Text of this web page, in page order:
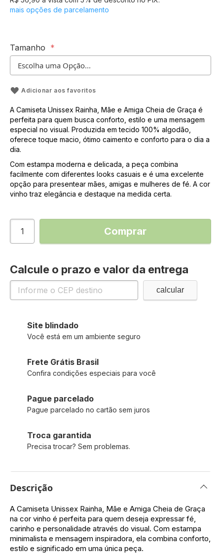
mais opções de parcelamento
Tamanho
Adicionar aos favoritos
A Camiseta Unissex Rainha, Mãe e Amiga Cheia de Graça é
perfeita para quem busca conforto, estilo e uma mensagem
especial no visual. Produzida em tecido 100% algodão,
oferece toque macio, ótimo caimento e conforto para o dia a
dia.
Com estampa moderna e delicada, a peça combina
facilmente com diferentes looks casuais e é uma excelente
opção para presentear mães, amigas e mulheres de fé. A cor
vinho traz elegância e destaque na medida certa.
Comprar
Calcule o prazo e valor da entrega
Site blindado
Você está em um ambiente seguro
Frete Grátis Brasil
Confira condições especiais para você
Pague parcelado
Pague parcelado no cartão sem juros
Troca garantida
Precisa trocar? Sem problemas.
Descrição
A Camiseta Unissex Rainha, Mãe e Amiga Cheia de Graça
na cor vinho é perfeita para quem deseja expressar fé,
carinho e personalidade através do visual. Com estampa
minimalista e mensagem inspiradora, ela combina conforto,
estilo e significado em uma única peça.